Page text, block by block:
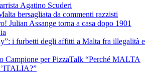
Agatino Scuderi
bersagliata da commenti razzisti
Julian Assange torna a casa dopo 1901
i furbetti degli affitti a Malta fra illegalità e
Campione per PizzaTalk “Perché MALTA